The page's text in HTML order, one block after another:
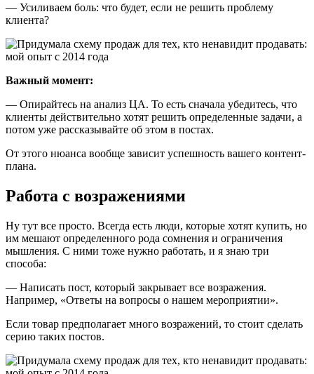
— Усиливаем боль: что будет, если не решить проблему
клиента?
Важный момент:
— Опирайтесь на анализ ЦА. То есть сначала убедитесь, что
клиенты действительно хотят решить определенные задачи, а
потом уже рассказывайте об этом в постах.
От этого нюанса вообще зависит успешность вашего контент-
плана.
Работа с возражениями
Ну тут все просто. Всегда есть люди, которые хотят купить, но
им мешают определенного рода сомнения и ограничения
мышления. С ними тоже нужно работать, и я знаю три
способа:
— Написать пост, который закрывает все возражения.
Например, «Ответы на вопросы о нашем мероприятии».
Если товар предполагает много возражений, то стоит сделать
серию таких постов.